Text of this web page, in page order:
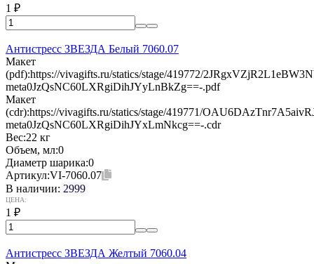
1 ₽
Антистресс ЗВЕЗДА Белый 7060.07
Макет
(pdf):https://vivagifts.ru/statics/stage/419772/
meta0JzQsNC60LXRgiDihJYyLnBkZg==-.pdf
Макет
(cdr):https://vivagifts.ru/statics/stage/419771/
meta0JzQsNC60LXRgiDihJYxLmNkcg==-.cdr
Вес:22 кг
Объем, мл:0
Диаметр шарика:0
Артикул:VI-7060.07
В наличии: 2999
ЦЕНА:
1 ₽
Антистресс ЗВЕЗДА Желтый 7060.04